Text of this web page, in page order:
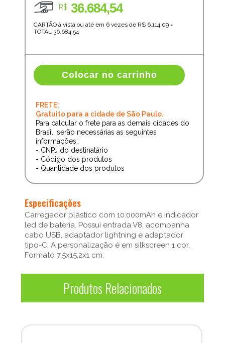
R$ 36.684,54
CARTÃO à vista ou até em 6 vezes de R$ 6.114,09=
TOTAL 36.684,54
Colocar no carrinho
FRETE:
Gratuito para a cidade de São Paulo.
Para calcular o frete para as demais cidades do
Brasil, serão necessárias as seguintes
informações:
- CNPJ do destinatário
- Código dos produtos
- Quantidade dos produtos
Especificações
Carregador plástico com 10.000mAh e indicador
led de bateria. Possui entrada V8, acompanha
cabo USB, adaptador lightning e adaptador
tipo-C. A personalização é em silkscreen 1 cor.
Formato 7,5x15,2x1 cm.
Produtos Relacionados